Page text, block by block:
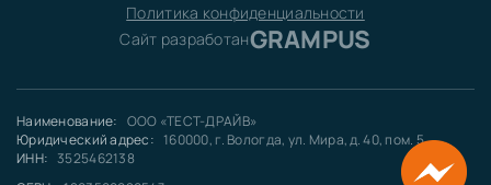
Политика конфиденциальности
Сайт разработанGRAMPUS
Наименование: ООО «ТЕСТ-ДРАЙВ»
Юридический адрес: 160000, г. Вологда, ул. Мира, д. 40, пом. 5
ИНН: 3525462138